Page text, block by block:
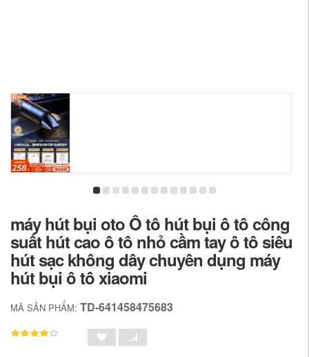
máy hút bụi oto Ô tô hút bụi ô tô công
suất hút cao ô tô nhỏ cầm tay ô tô siêu
hút sạc không dây chuyên dụng máy
hút bụi ô tô xiaomi
MÃ SẢN PHẨM: TD-641458475683